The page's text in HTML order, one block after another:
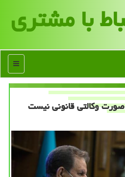
با مشتری
منو
وكالتی قانونی نیست